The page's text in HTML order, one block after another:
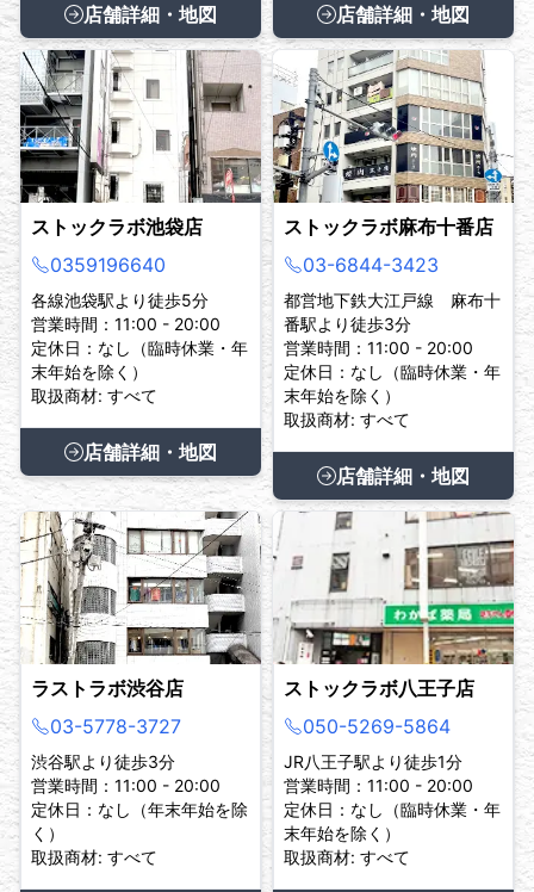
店舗詳細・地図 店舗詳細・地図
ストックラボ池袋店
0359196640
各線池袋駅より徒歩5分
営業時間：11:00 - 20:00
定休日：なし（臨時休業・年
末年始を除く）
取扱商材: すべて
店舗詳細・地図
ストックラボ麻布十番店
03-6844-3423
都営地下鉄大江戸線 麻布十
番駅より徒歩3分
営業時間：11:00 - 20:00
定休日：なし（臨時休業・年
末年始を除く）
取扱商材: すべて
店舗詳細・地図
ラストラボ渋谷店
03-5778-3727
渋谷駅より徒歩3分
営業時間：11:00 - 20:00
定休日：なし（年末年始を除
く）
取扱商材: すべて
ストックラボ八王子店
050-5269-5864
JR八王子駅より徒歩1分
営業時間：11:00 - 20:00
定休日：なし（臨時休業・年
末年始を除く）
取扱商材: すべて